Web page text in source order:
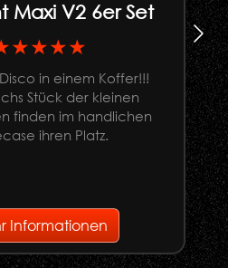
Maxi V2 6er Set
in einem Koffer!!!
Stück der kleinen
finden im handlichen
ihren Platz.
Informationen